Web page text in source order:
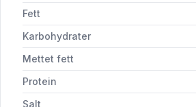
Fett
Karbohydrater
Mettet fett
Protein
Salt